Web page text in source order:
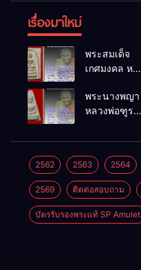
เรื่องมาใหม่
พระสมเด็จ
เกศมงคล หล
โพธิ์นิมิตร
พ.ศ.2512
พระนางพญา
หลวงพ่อฑูรย์
พ.ศ.2512
2562 2563 2564
2569 ติดต่อสอบถาม
บัตรรับรองพระแท้ SP Amulet